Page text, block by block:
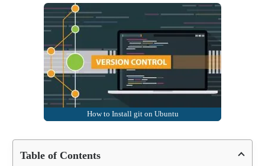
How to Install git on Ubuntu
Table of Contents